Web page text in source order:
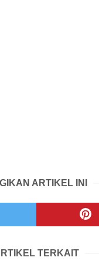
ARTIKEL INI
TERKAIT